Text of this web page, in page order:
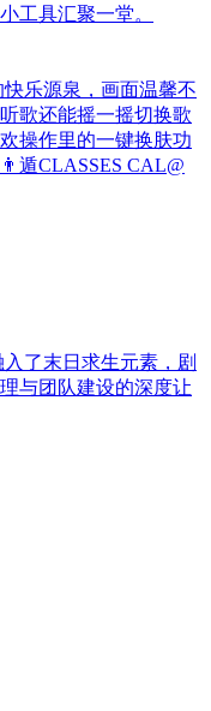
工具汇聚一堂。
乐源泉，画面温馨不
歌还能摇一摇切换歌
操作里的一键换肤功
遁️CLASSES CAL@
了末日求生元素，剧
与团队建设的深度让